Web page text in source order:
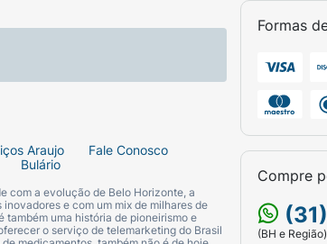
Araujo
Fale Conosco
Bulário
com a evolução de Belo Horizonte, a
e com um mix de milhares de
também uma história de pioneirismo e
o serviço de telemarketing do Brasil
Formas
Compre
(BH e